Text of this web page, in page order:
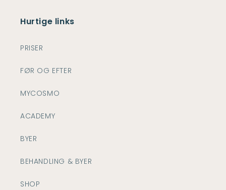
Hurtige links
PRISER
FØR OG EFTER
MYCOSMO
ACADEMY
BYER
BEHANDLING & BYER
SHOP